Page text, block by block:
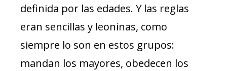
definida por las edades. Y las reglas
eran sencillas y leoninas, como
siempre lo son en estos grupos:
mandan los mayores, obedecen los